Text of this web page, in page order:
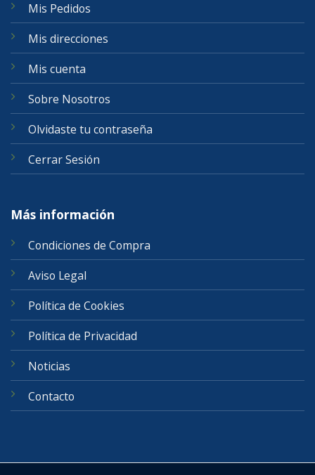
Mis Pedidos
Mis direcciones
Mis cuenta
Sobre Nosotros
Olvidaste tu contraseña
Cerrar Sesión
Más información
Condiciones de Compra
Aviso Legal
Política de Cookies
Política de Privacidad
Noticias
Contacto